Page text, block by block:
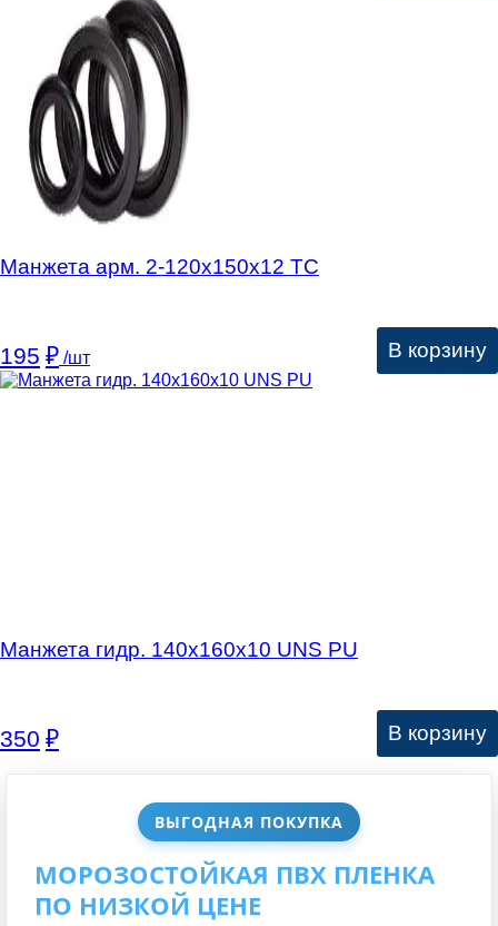
ВЫГОДНАЯ ПОКУПКА
МОРОЗОСТОЙКАЯ ПВХ ПЛЕНКА
ПО НИЗКОЙ ЦЕНЕ
Манжета арм. 2-120х150х12 ТС
195 ₽ /шт В корзину
Манжета гидр. 140х160х10 UNS PU
350 ₽ В корзину